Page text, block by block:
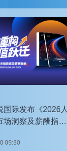
国际发布《2026人
场洞察及薪酬指
09:30